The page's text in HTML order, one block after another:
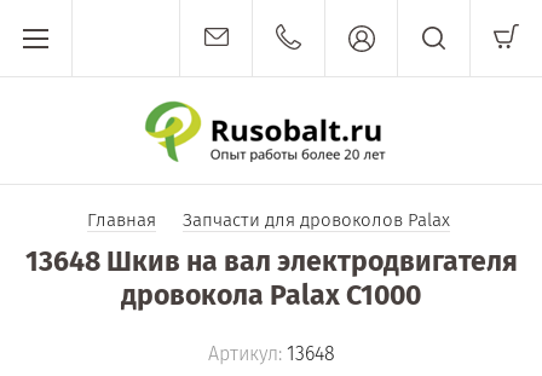
Главная Запчасти для дровоколов Palax
13648 Шкив на вал электродвигателя
дровокола Palax C1000
Артикул:13648